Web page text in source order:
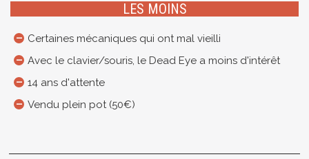
LES MOINS
Certaines mécaniques qui ont mal vieilli
Avec le clavier/souris, le Dead Eye a moins d'intérêt
14 ans d'attente
Vendu plein pot (50€)